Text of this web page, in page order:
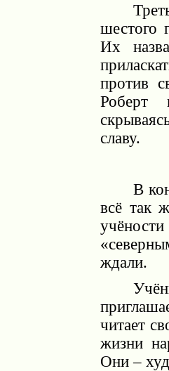
шестого
Их
против
Роберт
славу.
В
всё так
ждали.
читает
жизни
Они –